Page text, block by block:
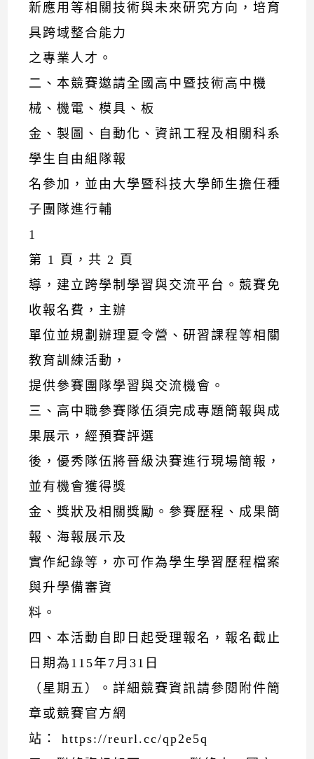
新應用等相關技術與未來研究方向，培育
具跨域整合能力
之專業人才。
二、本競賽邀請全國高中暨技術高中機
械、機電、模具、板
金、製圖、自動化、資訊工程及相關科系
學生自由組隊報
名參加，並由大學暨科技大學師生擔任種
子團隊進行輔
1
第 1 頁，共 2 頁
導，建立跨學制學習與交流平台。競賽免
收報名費，主辦
單位並規劃辦理夏令營、研習課程等相關
教育訓練活動，
提供參賽團隊學習與交流機會。
三、高中職參賽隊伍須完成專題簡報與成
果展示，經預賽評選
後，優秀隊伍將晉級決賽進行現場簡報，
並有機會獲得獎
金、獎狀及相關獎勵。參賽歷程、成果簡
報、海報展示及
實作紀錄等，亦可作為學生學習歷程檔案
與升學備審資
料。
四、本活動自即日起受理報名，報名截止
日期為115年7月31日
（星期五）。詳細競賽資訊請參閱附件簡
章或競賽官方網
站： https://reurl.cc/qp2e5q